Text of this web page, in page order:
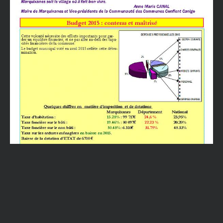
Adresse e-mail
ENVOYER